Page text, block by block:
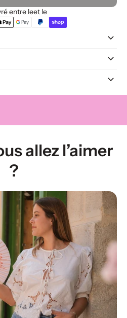
entre leet le
allez l’aimer
?